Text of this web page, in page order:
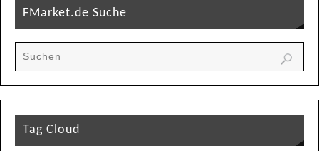
FMarket.de Suche
Tag Cloud